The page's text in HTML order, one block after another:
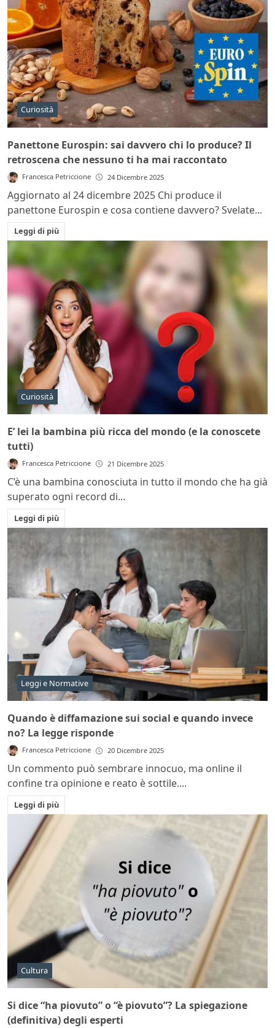
Curiosità
Panettone Eurospin: sai davvero chi lo produce? Il
retroscena che nessuno ti ha mai raccontato
Francesca Petriccione 24 Dicembre 2025
Aggiornato al 24 dicembre 2025 Chi produce il
panettone Eurospin e cosa contiene davvero? Svelate...
Leggi di più
Curiosità
E’ lei la bambina più ricca del mondo (e la conoscete
tutti)
Francesca Petriccione 21 Dicembre 2025
C’è una bambina conosciuta in tutto il mondo che ha già
superato ogni record di...
Leggi di più
Leggi e Normative
Quando è diffamazione sui social e quando invece
no? La legge risponde
Francesca Petriccione 20 Dicembre 2025
Un commento può sembrare innocuo, ma online il
confine tra opinione e reato è sottile....
Leggi di più
Cultura
Si dice “ha piovuto” o “è piovuto”? La spiegazione
(definitiva) degli esperti